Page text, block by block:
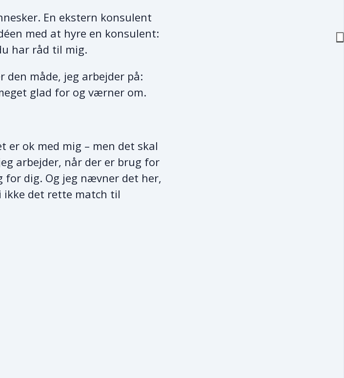
En ekstern konsulent
med at hyre en konsulent:
har råd til mig.
måde, jeg arbejder på:
glad for og værner om.
er ok med mig – men det skal
arbejder, når der er brug for
dig. Og jeg nævner det her,
ikke det rette match til